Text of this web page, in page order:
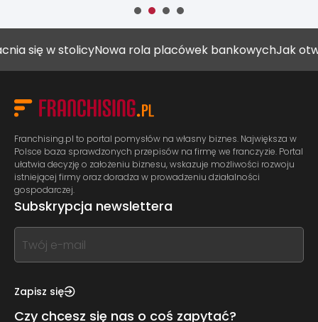
w stolicyNowa rola placówek bankowychJak
Franchising.pl to portal pomysłów na własny biznes. Największa w
Polsce baza sprawdzonych przepisów na firmę we franczyzie. Portal
ułatwia decyzję o założeniu biznesu, wskazuje możliwości rozwoju
istniejącej firmy oraz doradza w prowadzeniu działalności
gospodarczej.
Subskrypcja newslettera
If
you
this,
Zapisz się
Czy chcesz się nas o coś zapytać?